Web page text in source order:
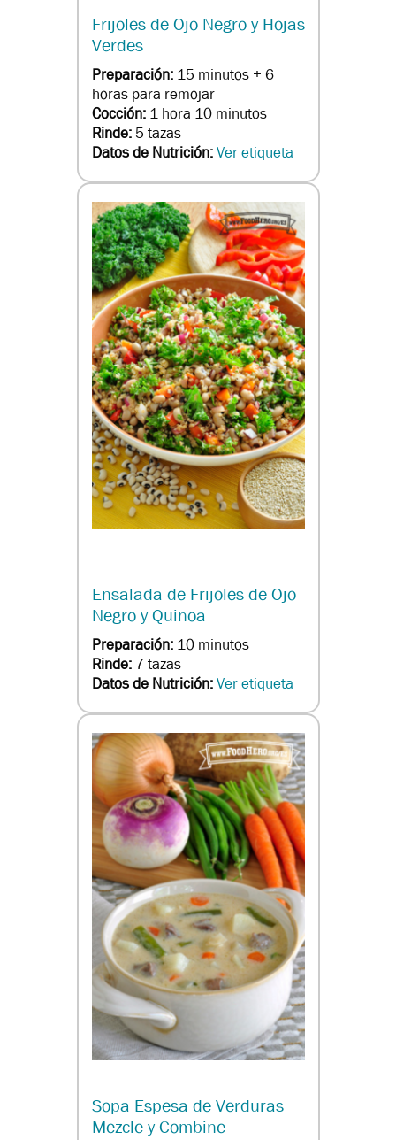
Frijoles de Ojo Negro y Hojas
Verdes
Preparación: 15 minutos + 6
horas para remojar
Cocción: 1 hora 10 minutos
Rinde: 5 tazas
Datos de Nutrición:Ver etiqueta
Ensalada de Frijoles de Ojo
Negro y Quinoa
Preparación: 10 minutos
Rinde: 7 tazas
Datos de Nutrición:Ver etiqueta
Sopa Espesa de Verduras
Mezcle y Combine